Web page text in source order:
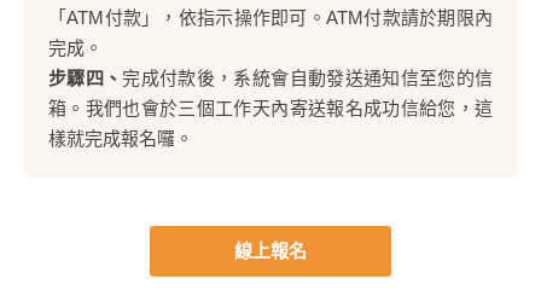
「ATM付款」，依指示操作即可。ATM付款請於期限內
完成。
步驟四、完成付款後，系統會自動發送通知信至您的信
箱。我們也會於三個工作天內寄送報名成功信給您，這
樣就完成報名囉。
線上報名